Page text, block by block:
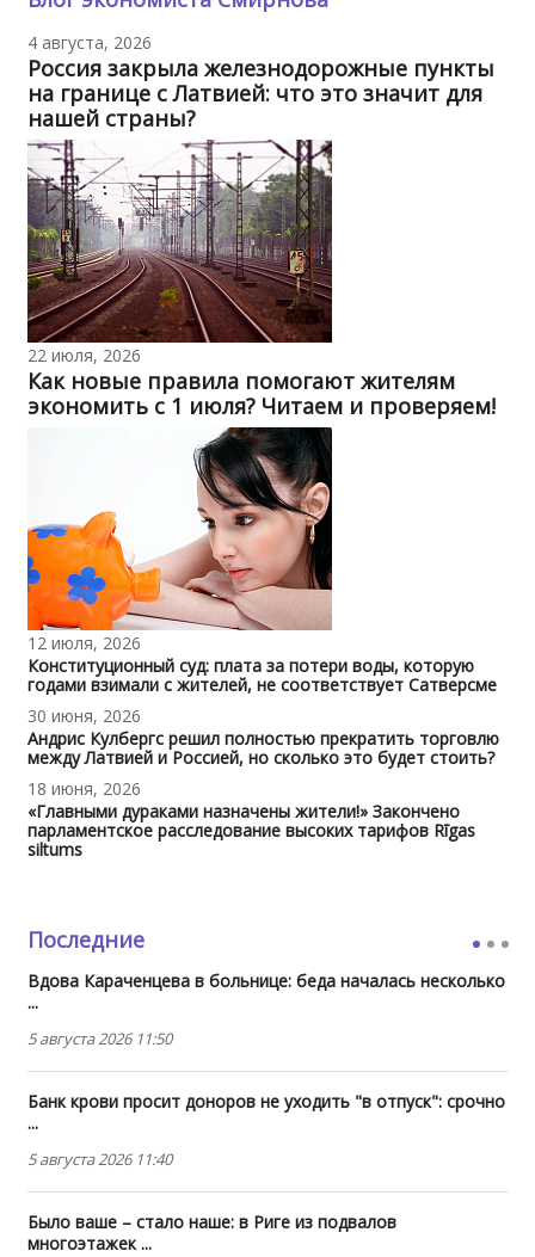
4 августа, 2026
Россия закрыла железнодорожные пункты
на границе с Латвией: что это значит для
нашей страны?
22 июля, 2026
Как новые правила помогают жителям
экономить с 1 июля? Читаем и проверяем!
12 июля, 2026
Конституционный суд: плата за потери воды, которую
годами взимали с жителей, не соответствует Сатверсме
30 июня, 2026
Андрис Кулбергс решил полностью прекратить торговлю
между Латвией и Россией, но сколько это будет стоить?
18 июня, 2026
«Главными дураками назначены жители!» Закончено
парламентское расследование высоких тарифов Rīgas
siltums
Последние
Вдова Караченцева в больнице: беда началась несколько
...
5 августа 2026 11:50
Банк крови просит доноров не уходить "в отпуск": срочно
...
5 августа 2026 11:40
Было ваше – стало наше: в Риге из подвалов
многоэтажек ...